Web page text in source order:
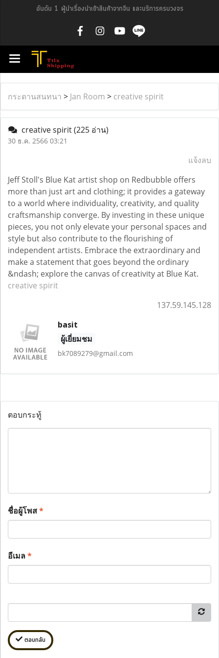
อันดับ 1 ผู้นำเรื่องนำเข้าสินค้าจากจีน และบริการครบวงจร
กระดานสนทนา > Jan Room > creative spirit
creative spirit(225 อ่าน)
30 ธ.ค. 2566 03:21
แจ้งลบ
Jeff Stoll's Blue Kat artist shop on Redbubble offers
more than just art and clothing; it provides a gateway
to a world where individuality, creativity, and quality
craftsmanship converge. By investing in these unique
pieces, you not only elevate your personal spaces and
style but also contribute to the flourishing of
independent artists. Embrace the extraordinary and
make a statement that goes beyond the ordinary
&ndash; explore the canvas of creativity at Blue Kat.
creative spirit
137.59.145.128
basit
ผู้เยี่ยมชม
bk7089279@gmail.com
ตอบกระทู้
ชื่อผู้โพส*
อีเมล*
ตอบกลับ